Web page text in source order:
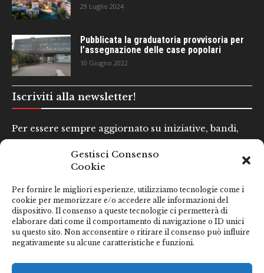
Gestisci Consenso
Cookie
Per fornire le migliori esperienze, utilizziamo tecnologie come i
cookie per memorizzare e/o accedere alle informazioni del
dispositivo. Il consenso a queste tecnologie ci permetterà di
elaborare dati come il comportamento di navigazione o ID unici
su questo sito. Non acconsentire o ritirare il consenso può influire
negativamente su alcune caratteristiche e funzioni.
29 Luglio 2024
Pubblicata la graduatoria provvisoria per
l’assegnazione delle case popolari
10 Giugno 2022
Iscriviti alla newsletter!
Per essere sempre aggiornato su iniziative, bandi,
Email*